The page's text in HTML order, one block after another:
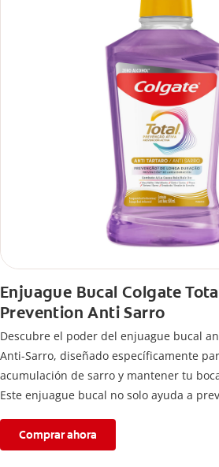
Enjuague Bucal Colgate
Prevention Anti Sarro
Descubre el poder del enjuague bucal
Anti-Sarro, diseñado específicamente
acumulación de sarro y mantener tu
Este enjuague bucal no solo ayuda a
Comprar ahora